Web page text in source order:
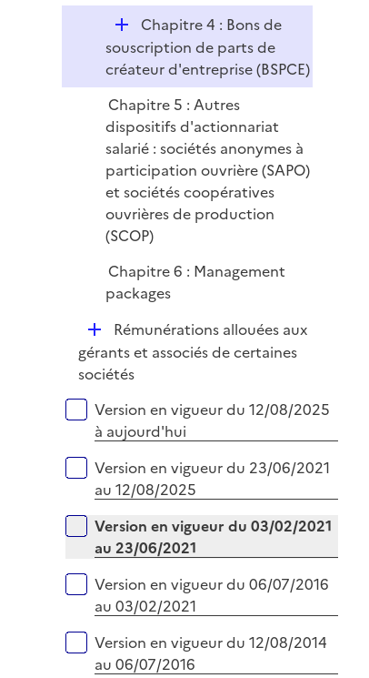
D
é
p
l
i
e
r
Chapitre 4 : Bons de
souscription de parts de
créateur d'entreprise (BSPCE)
Chapitre 5 : Autres
dispositifs d'actionnariat
salarié : sociétés anonymes à
participation ouvrière (SAPO)
et sociétés coopératives
ouvrières de production
(SCOP)
Chapitre 6 : Management
packages
D
é
p
i
e
r
Rémunérations allouées aux
gérants et associés de certaines
sociétés
Versions sur la période
Version en vigueur du 12/08/2025
à aujourd'hui
Version en vigueur du 23/06/2021
au 12/08/2025
Version en vigueur du 03/02/2021
au 23/06/2021
Version en vigueur du 06/07/2016
au 03/02/2021
Version en vigueur du 12/08/2014
au 06/07/2016